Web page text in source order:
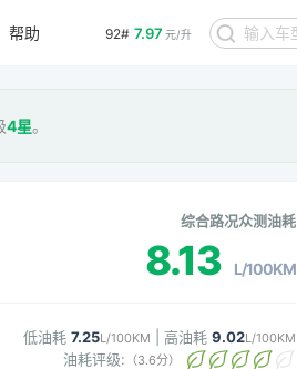
92# 7.97 元/升
帮助
4星。
综合路况众测油耗
8.13 L/100KM
低油耗 7.25L/100KM | 高油耗 9.02L/100KM
油耗评级: （3.6分）